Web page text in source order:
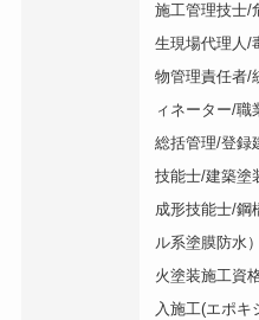
施工管理技士/
生現場代理人/
物管理責任者/
ィネーター/職
総括管理/登録
技能士/建築塗
成形技能士/鋼
ル系塗膜防水
火塗装施工資
入施工(エポキ